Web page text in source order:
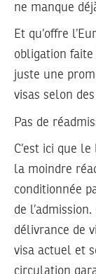
ne manque
Et qu’offre
obligation
juste une
visas selon
Pas de
C’est ici que
la moindre
conditionnée
de
délivrance de
visa actuel et
circulation